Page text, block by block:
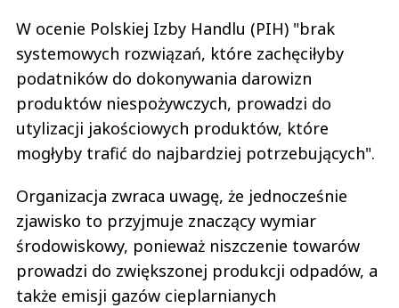
W ocenie Polskiej Izby Handlu (PIH) "brak
systemowych rozwiązań, które zachęciłyby
podatników do dokonywania darowizn
produktów niespożywczych, prowadzi do
utylizacji jakościowych produktów, które
mogłyby trafić do najbardziej potrzebujących".
Organizacja zwraca uwagę, że jednocześnie
zjawisko to przyjmuje znaczący wymiar
środowiskowy, ponieważ niszczenie towarów
prowadzi do zwiększonej produkcji odpadów, a
także emisji gazów cieplarnianych